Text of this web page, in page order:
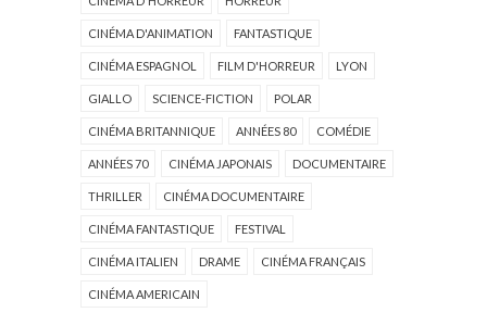
CINÉMA D'ANIMATION FANTASTIQUE
CINÉMA ESPAGNOL FILM D'HORREUR LYON
GIALLO SCIENCE-FICTION POLAR
CINÉMA BRITANNIQUE ANNÉES 80 COMÉDIE
ANNÉES 70 CINÉMA JAPONAIS DOCUMENTAIRE
THRILLER CINÉMA DOCUMENTAIRE
CINÉMA FANTASTIQUE FESTIVAL
CINÉMA ITALIEN DRAME CINÉMA FRANÇAIS
CINÉMA AMERICAIN